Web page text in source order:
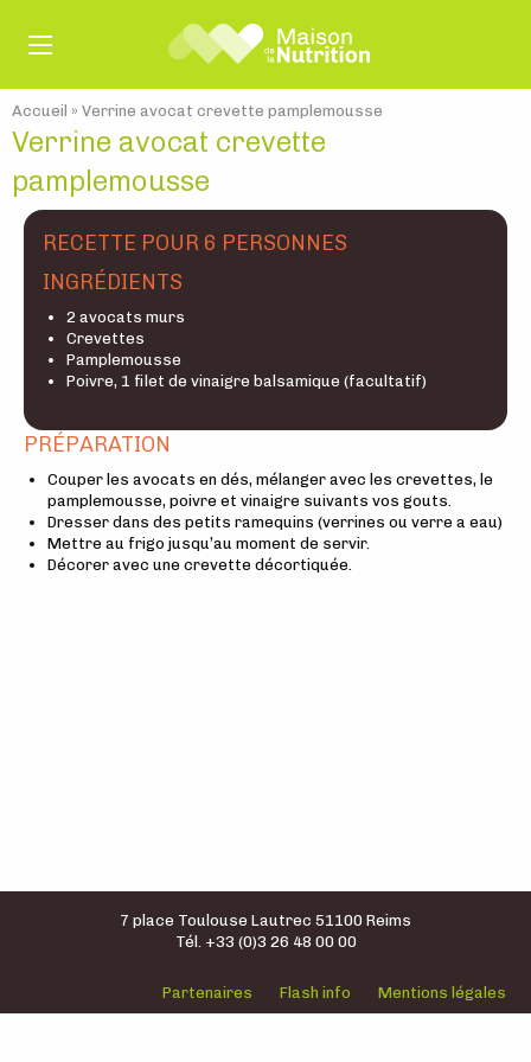
Accueil » Verrine avocat crevette pamplemousse
Verrine avocat crevette
pamplemousse
RECETTE POUR 6 PERSONNES
INGRÉDIENTS
2 avocats murs
Crevettes
Pamplemousse
Poivre, 1 filet de vinaigre balsamique (facultatif)
PRÉPARATION
Couper les avocats en dés, mélanger avec les crevettes, le
pamplemousse, poivre et vinaigre suivants vos gouts.
Dresser dans des petits ramequins (verrines ou verre a eau)
Mettre au frigo jusqu’au moment de servir.
Décorer avec une crevette décortiquée.
7 place Toulouse Lautrec 51100 Reims
Tél. +33 (0)3 26 48 00 00
Partenaires Flash info Mentions légales